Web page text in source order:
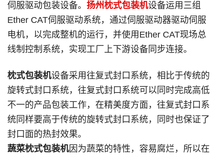
伺服驱动包装设备。 扬州枕式包装机设备运用三组
Ether CAT伺服驱动系统，通过伺服驱动器驱动伺服
电机，以完成整机的运行，并使用Ether CAT现场总
线制控制系统，实现工厂上下游设备同步连接。
枕式包装机设备采用往复式封口系统，相比于传统的
旋转式封口系统，往复式封口系统可以同时完成高低
不一的产品包装工作，在精美度方面，往复式封口系
统同样要高于传统的旋转式封口系统，同时也保证了
封口面的热封效果。
蔬菜枕式包装机因为蔬菜的特性，容易腐烂，所以在